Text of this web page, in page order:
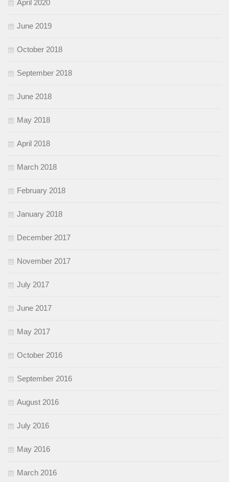
April 2020
June 2019
October 2018
September 2018
June 2018
May 2018
April 2018
March 2018
February 2018
January 2018
December 2017
November 2017
July 2017
June 2017
May 2017
October 2016
September 2016
August 2016
July 2016
May 2016
March 2016